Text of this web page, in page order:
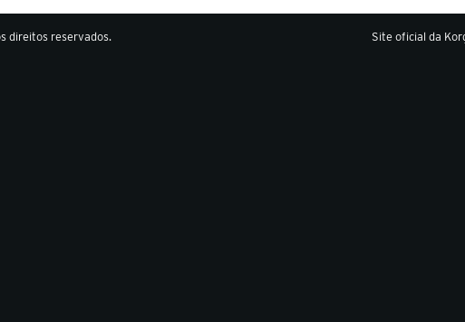
direitos reservados. Site oficial da